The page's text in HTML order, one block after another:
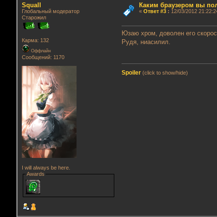
Squall
Глобальный модератор
Старожил
Карма: 132
Оффлайн
Сообщений: 1170
I will always be here.
Awards
Каким браузером вы
« Ответ #3: 12/03/2012
Юзаю хром, доволен его
Рудя, ниасилил.
Spoiler (click to show/hide)